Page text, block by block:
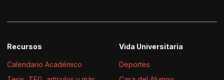
Recursos
Calendario Académico
Vida Universitaria
Deportes